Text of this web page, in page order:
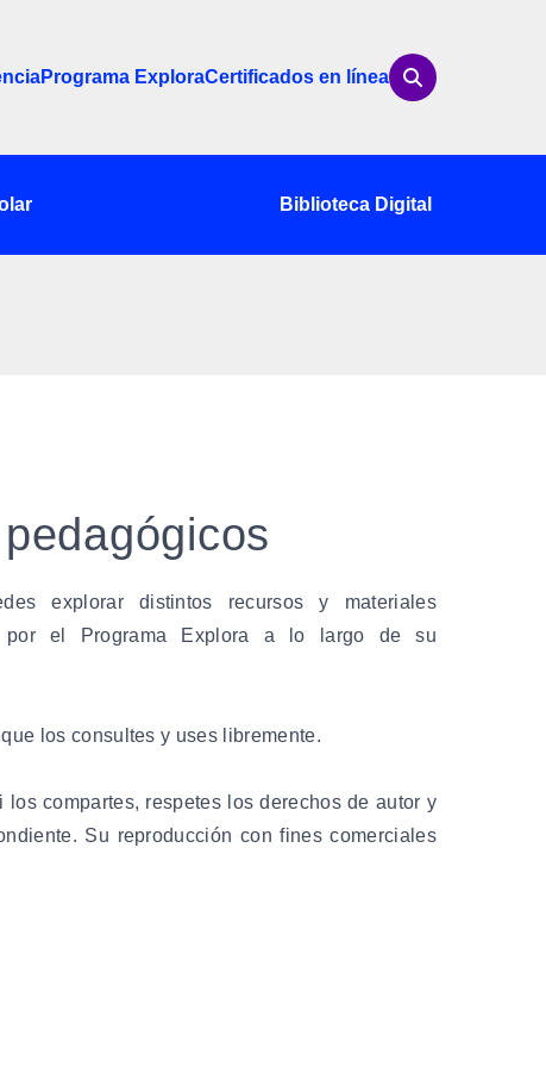
Programa ExploraCertificados en línea
Biblioteca Digital
explorar distintos recursos y materiales
por el Programa Explora a lo largo de su
los consultes y uses libremente.
los compartes, respetes los derechos de autor y
Su reproducción con fines comerciales